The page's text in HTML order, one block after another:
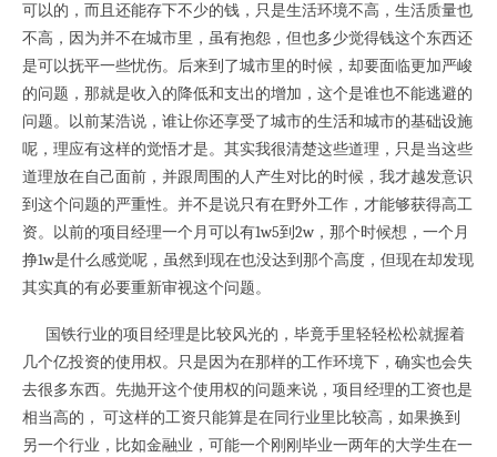
可以的，而且还能存下不少的钱，只是生活环境不高，生活质量也
不高，因为并不在城市里，虽有抱怨，但也多少觉得钱这个东西还
是可以抚平一些忧伤。后来到了城市里的时候，却要面临更加严峻
的问题，那就是收入的降低和支出的增加，这个是谁也不能逃避的
问题。以前某浩说，谁让你还享受了城市的生活和城市的基础设施
呢，理应有这样的觉悟才是。其实我很清楚这些道理，只是当这些
道理放在自己面前，并跟周围的人产生对比的时候，我才越发意识
到这个问题的严重性。并不是说只有在野外工作，才能够获得高工
资。以前的项目经理一个月可以有1w5到2w，那个时候想，一个月
挣1w是什么感觉呢，虽然到现在也没达到那个高度，但现在却发现
其实真的有必要重新审视这个问题。
国铁行业的项目经理是比较风光的，毕竟手里轻轻松松就握着
几个亿投资的使用权。只是因为在那样的工作环境下，确实也会失
去很多东西。先抛开这个使用权的问题来说，项目经理的工资也是
相当高的， 可这样的工资只能算是在同行业里比较高，如果换到
另一个行业，比如金融业，可能一个刚刚毕业一两年的大学生在一